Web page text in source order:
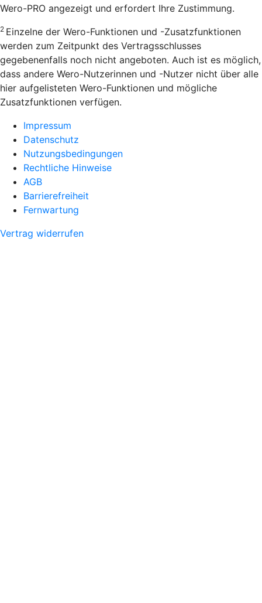
Wero-PRO angezeigt und erfordert Ihre Zustimmung.
2 Einzelne der Wero-Funktionen und -Zusatzfunktionen
werden zum Zeitpunkt des Vertragsschlusses
gegebenenfalls noch nicht angeboten. Auch ist es möglich,
dass andere Wero-Nutzerinnen und -Nutzer nicht über alle
hier aufgelisteten Wero-Funktionen und mögliche
Zusatzfunktionen verfügen.
Impressum
Datenschutz
Nutzungsbedingungen
Rechtliche Hinweise
AGB
Barrierefreiheit
Fernwartung
Vertrag widerrufen